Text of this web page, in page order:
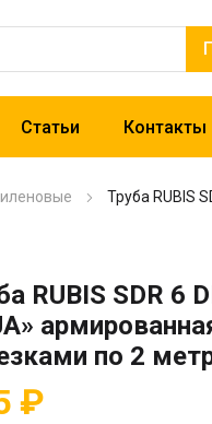
Статьи Контакты
Труба RUBIS
RUBIS SDR 6
по 2
₽